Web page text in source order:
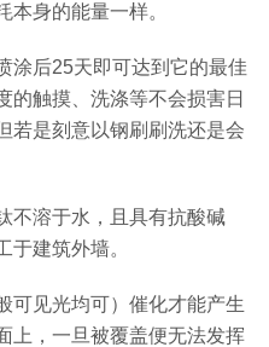
本身的能量一样。
涂后25天即可达到它的最佳
的触摸、洗涤等不会损害日
若是刻意以钢刷刷洗还是会
不溶于水，且具有抗酸碱
于建筑外墙。
可见光均可）催化才能产生
上，一旦被覆盖便无法发挥